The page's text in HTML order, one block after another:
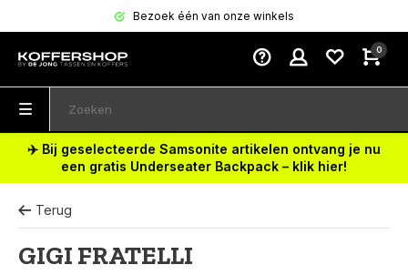
Bezoek één van onze winkels
0
✈️ Bij geselecteerde Samsonite artikelen ontvang je nu
een gratis Underseater Backpack – klik hier!
Terug
GIGI FRATELLI